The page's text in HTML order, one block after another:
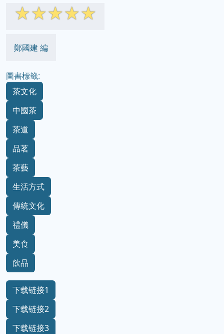
☆☆☆☆☆
鄭國建 編
圖書標籤:
茶文化
中國茶
茶道
品茗
茶藝
生活方式
傳統文化
禮儀
美食
飲品
下载链接1
下载链接2
下载链接3